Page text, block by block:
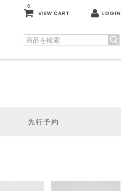
0
VIEW CART LOGIN
先行予約